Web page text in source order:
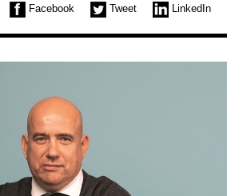
Facebook Tweet LinkedIn